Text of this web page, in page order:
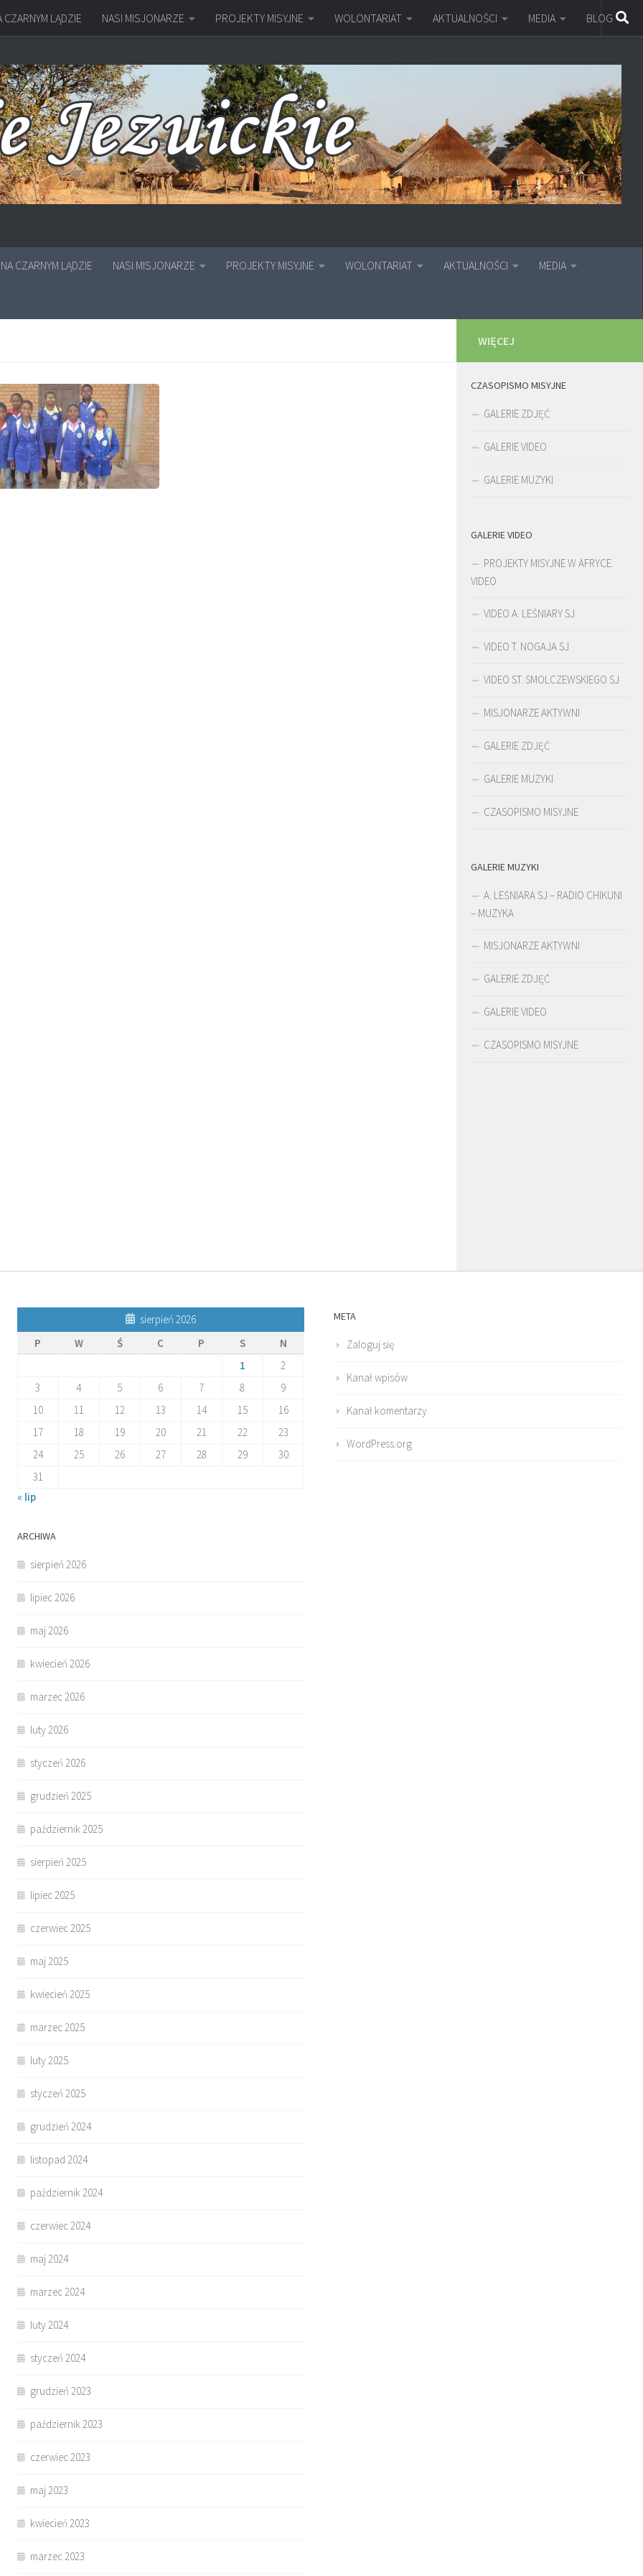
CZARNYM LĄDZIE NASI MISJONARZE PROJEKTY MISYJNE WOLONTARIAT AKTUALNOŚCI MEDIA BLOG
NA CZARNYM LĄDZIE NASI MISJONARZE PROJEKTY MISYJNE WOLONTARIAT AKTUALNOŚCI MEDIA
WIĘCEJ
CZASOPISMO MISYJNE
GALERIE ZDJĘĆ
GALERIE VIDEO
GALERIE MUZYKI
GALERIE VIDEO
PROJEKTY MISYJNE W AFRYCE.
VIDEO
VIDEO A. LEŚNIARY SJ
VIDEO T. NOGAJA SJ
VIDEO ST. SMOLCZEWSKIEGO SJ
MISJONARZE AKTYWNI
GALERIE ZDJĘĆ
GALERIE MUZYKI
CZASOPISMO MISYJNE
GALERIE MUZYKI
A. LEŚNIARA SJ – RADIO CHIKUNI
– MUZYKA
MISJONARZE AKTYWNI
GALERIE ZDJĘĆ
GALERIE VIDEO
CZASOPISMO MISYJNE
sierpień 2026
P
W Ś C P S
N
1
2
3
4 5 6 7 8
9
10
11 12 13 14 15
16
17
18 19 20 21 22
23
24
25 26 27 28 29
30
31
« lip
ARCHIWA
sierpień 2026
lipiec 2026
maj 2026
kwiecień 2026
marzec 2026
luty 2026
styczeń 2026
grudzień 2025
październik 2025
sierpień 2025
lipiec 2025
czerwiec 2025
maj 2025
kwiecień 2025
marzec 2025
luty 2025
styczeń 2025
grudzień 2024
listopad 2024
październik 2024
czerwiec 2024
maj 2024
marzec 2024
luty 2024
styczeń 2024
grudzień 2023
październik 2023
czerwiec 2023
maj 2023
kwiecień 2023
marzec 2023
META
Zaloguj się
Kanał wpisów
Kanał komentarzy
WordPress.org